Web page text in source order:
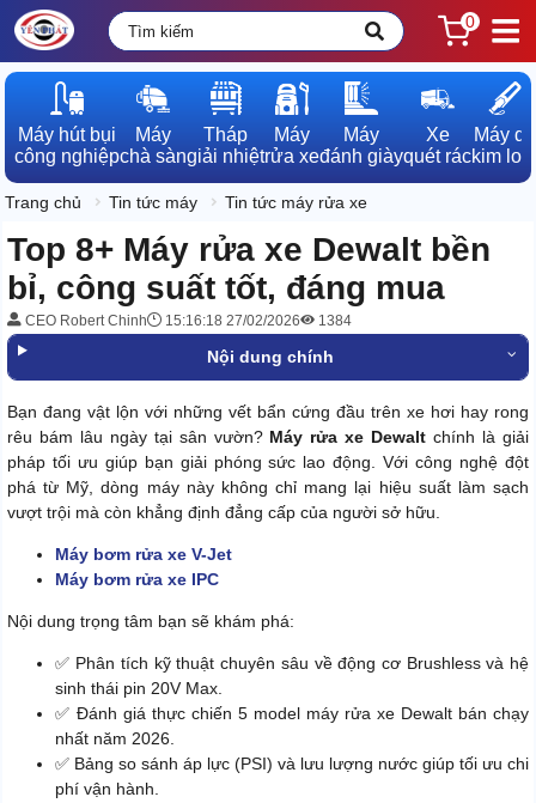
0
Máy hút bụi
công nghiệp
Máy
chà sàn
Tháp
giải nhiệt
Máy
rửa xe
Máy
đánh giày
Xe
quét rác
Máy dò
kim loại
Trang chủ Tin tức máy Tin tức máy rửa xe
Top 8+ Máy rửa xe Dewalt bền
bỉ, công suất tốt, đáng mua
CEO Robert Chinh 15:16:18 27/02/2026 1384
Nội dung chính
Bạn đang vật lộn với những vết bẩn cứng đầu trên xe hơi hay rong
rêu bám lâu ngày tại sân vườn? Máy rửa xe Dewalt chính là giải
pháp tối ưu giúp bạn giải phóng sức lao động. Với công nghệ đột
phá từ Mỹ, dòng máy này không chỉ mang lại hiệu suất làm sạch
vượt trội mà còn khẳng định đẳng cấp của người sở hữu.
Máy bơm rửa xe V-Jet
Máy bơm rửa xe IPC
Nội dung trọng tâm bạn sẽ khám phá:
✅ Phân tích kỹ thuật chuyên sâu về động cơ Brushless và hệ
sinh thái pin 20V Max.
✅ Đánh giá thực chiến 5 model máy rửa xe Dewalt bán chạy
nhất năm 2026.
✅ Bảng so sánh áp lực (PSI) và lưu lượng nước giúp tối ưu chi
phí vận hành.